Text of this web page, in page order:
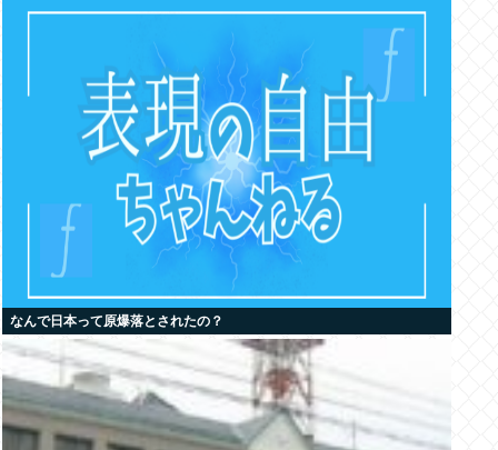
なんで日本って原爆落とされたの？